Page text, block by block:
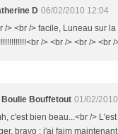
D 06/02/2010 12:04
/> <br /> facile, Luneau sur
/> <br /> <br /> <br /
Bouffetout 01/02/
c'est bien beau...<br />
bravo : j'ai faim